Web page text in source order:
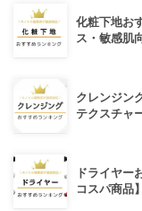
化粧下地お
ス・敏感肌
クレンジン
テクスチャ
ドライヤー
コスパ商品】